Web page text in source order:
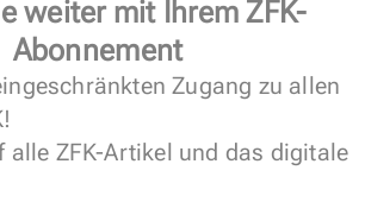
weiter mit Ihrem ZFK-
Abonnement
Zugang zu allen
ZFK-Artikel und das digitale